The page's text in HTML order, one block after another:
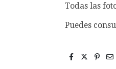
Todas las
Puedes